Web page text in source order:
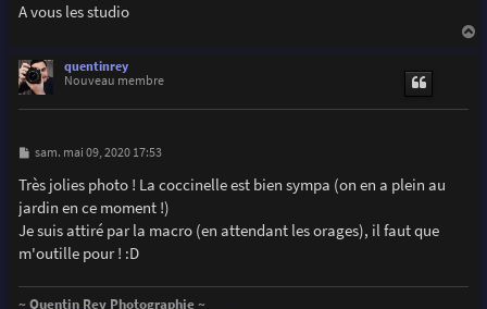
A vous les studio
quentinrey
Nouveau membre
M
s
s
a
e
sam. mai 09, 2020 17:53
Très jolies photo ! La coccinelle est bien sympa (on en a plein au
jardin en ce moment !)
Je suis attiré par la macro (en attendant les orages), il faut que
m'outille pour ! :D
~ Quentin Rey Photographie ~